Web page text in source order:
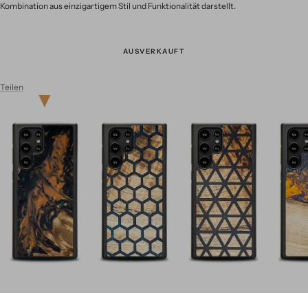
Kombination aus einzigartigem Stil und Funktionalität darstellt.
AUSVERKAUFT
Teilen